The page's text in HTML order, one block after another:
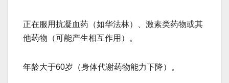
正在服用抗凝血药（如华法林）、激素类药物或其
他药物（可能产生相互作用）。
年龄大于60岁（身体代谢药物能力下降）。